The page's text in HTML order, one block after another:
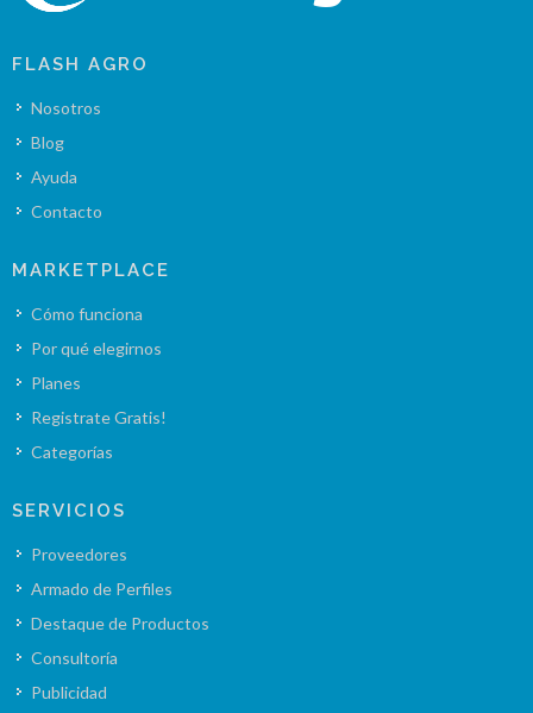
FLASH AGRO
Nosotros
Blog
Ayuda
Contacto
MARKETPLACE
Cómo funciona
Por qué elegirnos
Planes
Registrate Gratis!
Categorías
SERVICIOS
Proveedores
Armado de Perfiles
Destaque de Productos
Consultoría
Publicidad